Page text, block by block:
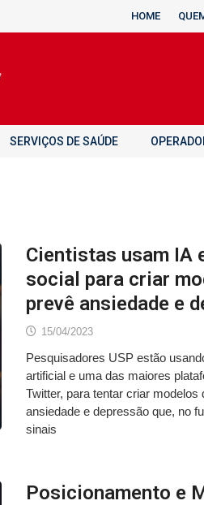
HOME
SERVIÇOS DE SAÚDE
Cientistas usam IA
social para criar
prevê ansiedade e
15/04/2023
Pesquisadores USP estão
artificial e uma das maiores
Twitter, para tentar criar modelos
ansiedade e depressão que, no
sinais
Posicionamento e